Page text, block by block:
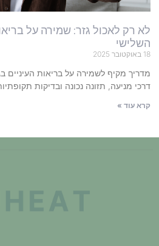
לא רק לאכול גזר: שמירה על
השלישי
18 באוקטובר 2025
מדריך מקיף לשמירה על בריאות העיניים
דרכי מניעה, תזונה נכונה ובדיקות
קרא עוד »